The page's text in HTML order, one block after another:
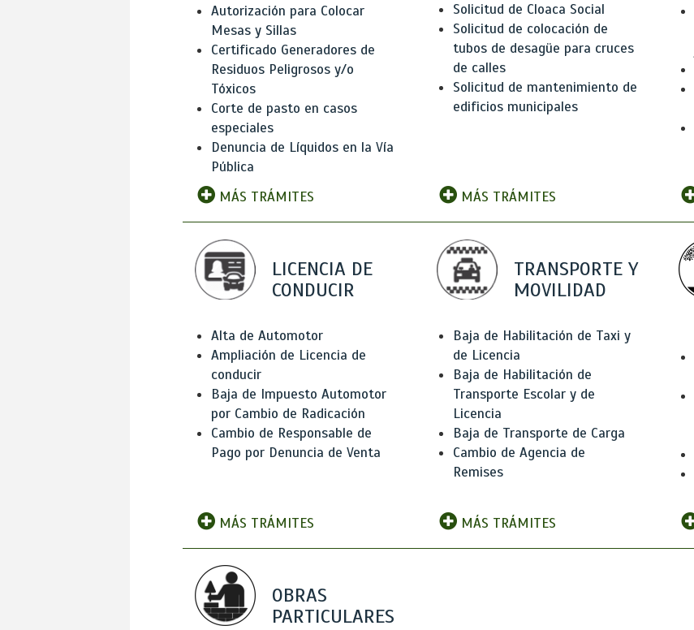
Autorización para Colocar
Mesas y Sillas
Certificado Generadores de
Residuos Peligrosos y/o
Tóxicos
Corte de pasto en casos
especiales
Denuncia de Líquidos en la Vía
Pública
MÁS TRÁMITES
Solicitud de Cloaca Social
Solicitud de colocación de
tubos de desagüe para cruces
de calles
Solicitud de mantenimiento de
edificios municipales
MÁS TRÁMITES
LICENCIA DE
CONDUCIR
Alta de Automotor
Ampliación de Licencia de
conducir
Baja de Impuesto Automotor
por Cambio de Radicación
Cambio de Responsable de
Pago por Denuncia de Venta
MÁS TRÁMITES
TRANSPORTE Y
MOVILIDAD
Baja de Habilitación de Taxi y
de Licencia
Baja de Habilitación de
Transporte Escolar y de
Licencia
Baja de Transporte de Carga
Cambio de Agencia de
Remises
MÁS TRÁMITES
OBRAS
PARTICULARES